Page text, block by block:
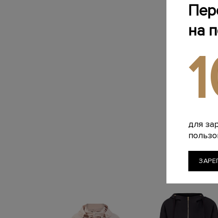
на
для